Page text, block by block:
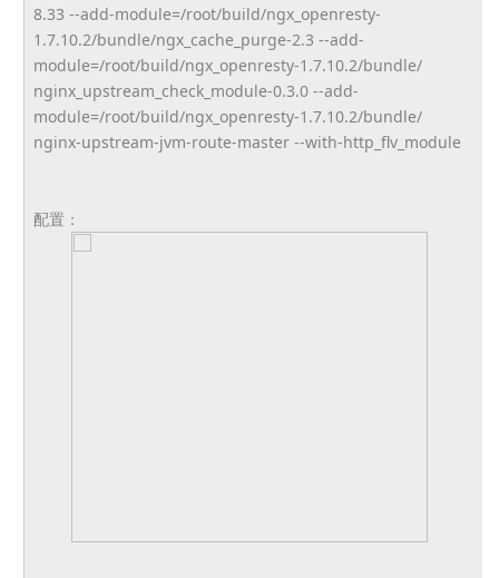
8.33 --add-module=/root/build/ngx_ openresty-
1.7.10.2/bundle/ngx_ cache_purge-2.3 --add-
module=/root/build/ngx_ openresty-1.7.10.2/bundle/
nginx_upstream_check_module-0.3.0 --add-
module=/root/build/ngx_ openresty-1.7.10.2/bundle/
nginx-upstream-jvm-route-master --with-http_flv_module
配置：